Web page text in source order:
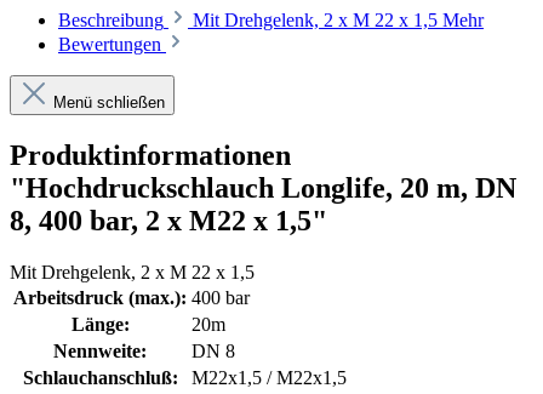
Beschreibung Mit Drehgelenk, 2 x M 22 x 1,5 Mehr
Bewertungen
Menü schließen
Produktinformationen
"Hochdruckschlauch Longlife, 20 m, DN
8, 400 bar, 2 x M22 x 1,5"
Mit Drehgelenk, 2 x M 22 x 1,5
Arbeitsdruck (max.): 400 bar
Länge:
20m
Nennweite:
DN 8
Schlauchanschluß:
M22x1,5 / M22x1,5